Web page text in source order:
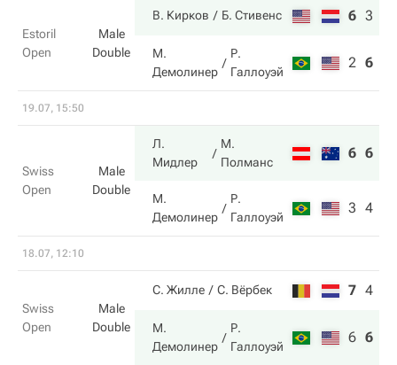
Estoril
Open
Male
Double
В. Кирков Б. Стивенс 6 3
М.
Демолинер
Р.
Галлоуэй
2 6
19.07, 15:50
Swiss
Open
Male
Double
Л.
Мидлер
М.
Полманс
6 6
М.
Демолинер
Р.
Галлоуэй
3 4
18.07, 12:10
Swiss
Open
Male
Double
С. Жилле С. Вёрбек 7 4
М.
Демолинер
Р.
Галлоуэй
6 6